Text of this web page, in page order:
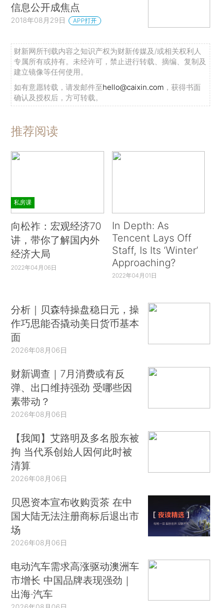
信息公开成焦点
2018年08月29日 APP打开
财新网所刊载内容之知识产权为财新传媒及/或相关权利人
专属所有或持有。未经许可，禁止进行转载、摘编、复制及
建立镜像等任何使用。
如有意愿转载，请发邮件至hello@caixin.com ，获得书面
确认及授权后，方可转载。
推荐阅读
私房课
向松祚：宏观经济70
讲，带你了解国内外
经济大局
2022年04月06日
In Depth: As
Tencent Lays Off
Staff, Is Its ‘Winter’
Approaching?
2022年04月01日
分析｜贝森特操盘稳日元，操
作巧思能否撬动美日货币基本
面
2026年08月06日
财新调查｜7月消费或有反
弹、出口维持强劲 受哪些因
素带动？
2026年08月06日
【我闻】艾路明及多名股东被
拘 当代系创始人因何此时被
清算
2026年08月06日
贝恩资本宣布收购贡茶 在中
国大陆无法注册商标后退出市
场
2026年08月06日
电动汽车需求高涨驱动澳洲车
市增长 中国品牌表现强劲｜
出海·汽车